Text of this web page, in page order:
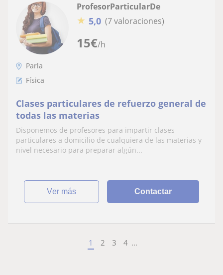
15€/h
ProfesorParticularDe
★ 5,0 (7 valoraciones)
Parla
Física
Clases particulares de refuerzo general de
todas las materias
Disponemos de profesores para impartir clases
particulares a domicilio de cualquiera de las materias y
nivel necesario para preparar algún...
ver más Contactar
1 2 3 4 ...